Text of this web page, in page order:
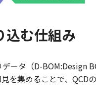
込む仕組み
ータ（D-BOM:Design
を集めることで、QCD